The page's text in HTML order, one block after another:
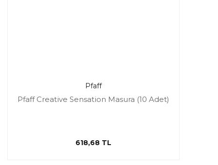
Pfaff
Pfaff Creative Sensation Masura (10 Adet)
618,68 TL